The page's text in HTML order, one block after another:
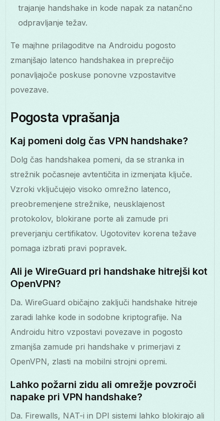
trajanje handshake in kode napak za natančno
odpravljanje težav.
Te majhne prilagoditve na Androidu pogosto
zmanjšajo latenco handshakea in preprečijo
ponavljajoče poskuse ponovne vzpostavitve
povezave.
Pogosta vprašanja
Kaj pomeni dolg čas VPN handshake?
Dolg čas handshakea pomeni, da se stranka in
strežnik počasneje avtentičita in izmenjata ključe.
Vzroki vključujejo visoko omrežno latenco,
preobremenjene strežnike, neusklajenost
protokolov, blokirane porte ali zamude pri
preverjanju certifikatov. Ugotovitev korena težave
pomaga izbrati pravi popravek.
Ali je WireGuard pri handshake hitrejši kot
OpenVPN?
Da. WireGuard običajno zaključi handshake hitreje
zaradi lahke kode in sodobne kriptografije. Na
Androidu hitro vzpostavi povezave in pogosto
zmanjša zamude pri handshake v primerjavi z
OpenVPN, zlasti na mobilni strojni opremi.
Lahko požarni zidu ali omrežje povzroči
napake pri VPN handshake?
Da. Firewalls, NAT-i in DPI sistemi lahko blokirajo ali